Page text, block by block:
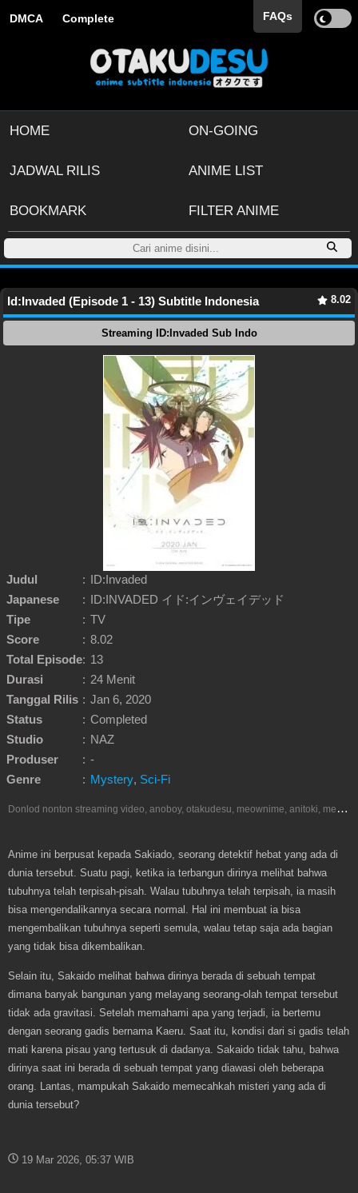
DMCA Complete FAQs
HOME ON-GOING
JADWAL RILIS ANIME LIST
BOOKMARK FILTER ANIME
Id:Invaded (Episode 1 - 13) Subtitle Indonesia 8.02
Streaming ID:Invaded Sub Indo
Judul :
ID:Invaded
Japanese
:
ID:INVADED イド:インヴェイデッド
Tipe
: TV
Score
: 8.02
Total Episode: 13
Durasi
: 24 Menit
Tanggal Rilis : Jan 6, 2020
Status
: Completed
Studio
: NAZ
Produser
: -
Genre
: Mystery, Sci-Fi
D
onlod nonton streaming video, anoboy, otakudesu, meownime, anitoki, meguminime, melody, oploverz, anoboy, nimegami, unduh, riie net, drivenime, myanimelist, MAL, kusonime, neonime, bstation, maxnime, animeindo, Netflix, crunchyroll, neonime, samehadaku, streaming, otakupoi, awsubs, anibatch, anikyojin, nekonime, kurogaze, zippyshare, vidio google drive, Muse Indonesia, iQIYI, Viu, Ani-One Asia, Animenonton, Otaku desu, Mangaku, Anibatch,Vidio, Genflix, Amazon Prime Video, Terlengkap Google Drive 240p, 3GP, Muse Indonesia.
Anime ini berpusat kepada Sakiado, seorang detektif hebat yang ada di
dunia tersebut. Suatu pagi, ketika ia terbangun dirinya melihat bahwa
tubuhnya telah terpisah-pisah. Walau tubuhnya telah terpisah, ia masih
bisa mengendalikannya secara normal. Hal ini membuat ia bisa
mengembalikan tubuhnya seperti semula, walau tetap saja ada bagian
yang tidak bisa dikembalikan.
Selain itu, Sakaido melihat bahwa dirinya berada di sebuah tempat
dimana banyak bangunan yang melayang seorang-olah tempat tersebut
tidak ada gravitasi. Setelah memahami apa yang terjadi, ia bertemu
dengan seorang gadis bernama Kaeru. Saat itu, kondisi dari si gadis telah
mati karena pisau yang tertusuk di dadanya. Sakaido tidak tahu, bahwa
dirinya saat ini berada di sebuah tempat yang diawasi oleh beberapa
orang. Lantas, mampukah Sakaido memecahkah misteri yang ada di
dunia tersebut?
19 Mar 2026, 05:37 WIB